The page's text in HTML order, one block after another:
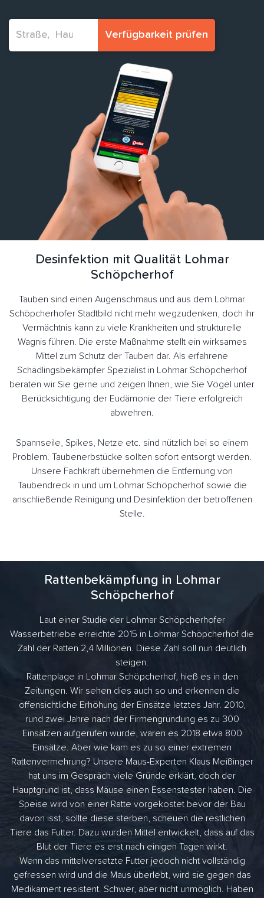
Verfügbarkeit prüfen
Desinfektion mit Qualität Lohmar
Schöpcherhof
Tauben sind einen Augenschmaus und aus dem Lohmar
Schöpcherhofer Stadtbild nicht mehr wegzudenken, doch ihr
Vermächtnis kann zu viele Krankheiten und strukturelle
Wagnis führen. Die erste Maßnahme stellt ein wirksames
Mittel zum Schutz der Tauben dar. Als erfahrene
Schädlingsbekämpfer Spezialist in Lohmar Schöpcherhof
beraten wir Sie gerne und zeigen Ihnen, wie Sie Vögel unter
Berücksichtigung der Eudämonie der Tiere erfolgreich
abwehren.
Spannseile, Spikes, Netze etc. sind nützlich bei so einem
Problem. Taubenerbstücke sollten sofort entsorgt werden.
Unsere Fachkraft übernehmen die Entfernung von
Taubendreck in und um Lohmar Schöpcherhof sowie die
anschließende Reinigung und Desinfektion der betroffenen
Stelle.
Rattenbekämpfung in Lohmar
Schöpcherhof
Laut einer Studie der Lohmar Schöpcherhofer
Wasserbetriebe erreichte 2015 in Lohmar Schöpcherhof die
Zahl der Ratten 2,4 Millionen. Diese Zahl soll nun deutlich
steigen.
Rattenplage in Lohmar Schöpcherhof, hieß es in den
Zeitungen. Wir sehen dies auch so und erkennen die
offensichtliche Erhöhung der Einsätze letztes Jahr. 2010,
rund zwei Jahre nach der Firmengründung es zu 300
Einsätzen aufgerufen wurde, waren es 2018 etwa 800
Einsätze. Aber wie kam es zu so einer extremen
Rattenvermehrung? Unsere Maus-Experten Klaus Meißinger
hat uns im Gespräch viele Gründe erklärt, doch der
Hauptgrund ist, dass Mäuse einen Essenstester haben. Die
Speise wird von einer Ratte vorgekostet bevor der Bau
davon isst, sollte diese sterben, scheuen die restlichen
Tiere das Futter. Dazu wurden Mittel entwickelt, dass auf das
Blut der Tiere es erst nach einigen Tagen wirkt.
Wenn das mittelversetzte Futter jedoch nicht vollständig
gefressen wird und die Maus überlebt, wird sie gegen das
Medikament resistent. Schwer, aber nicht unmöglich. Haben